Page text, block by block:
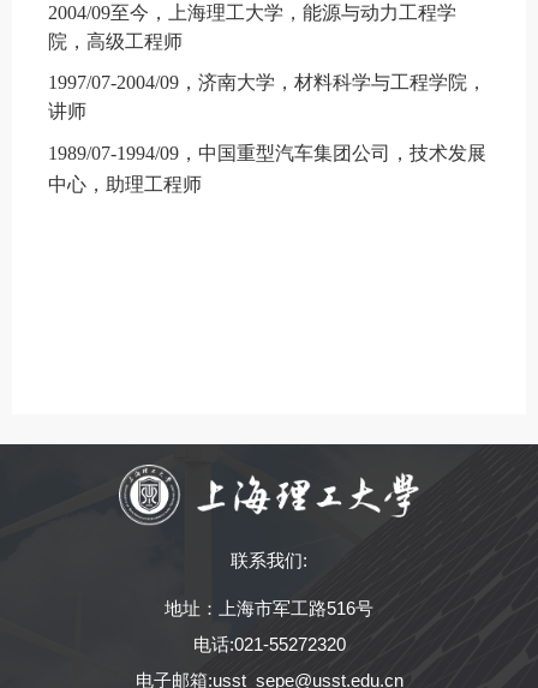
2004/09至今，上海理工大学，能源与动力工程学
院，高级工程师
1997/07-2004/09 ，济南大学，材料科学与工程学院，
讲师
1989/07-1994/09 ，中国重型汽车集团公司，技术发展
中心，助理工程师
联系我们:
地址：上海市军工路516号
电话:021-55272320
电子邮箱:usst_sepe@usst.edu.cn